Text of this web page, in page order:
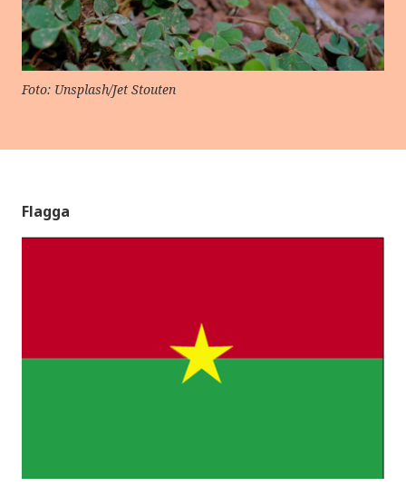
Foto: Unsplash/Jet Stouten
Flagga